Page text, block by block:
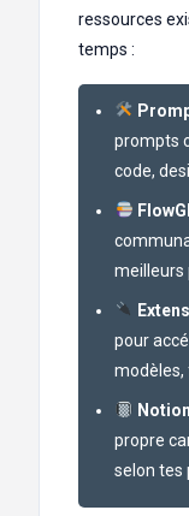
ressources
temps :
prompts
code,
meilleurs
pour
propre
selon tes